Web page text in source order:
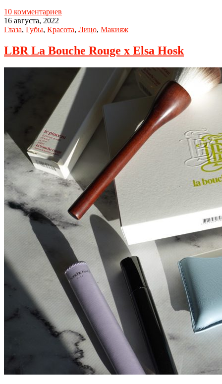
10 комментариев
16 августа, 2022
Глаза, Губы, Красота, Лицо, Макияж
LBR La Bouche Rouge x Elsa Hosk